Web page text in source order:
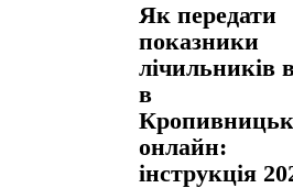
Як передати
показники
лічильників
в
онлайн:
інструкція